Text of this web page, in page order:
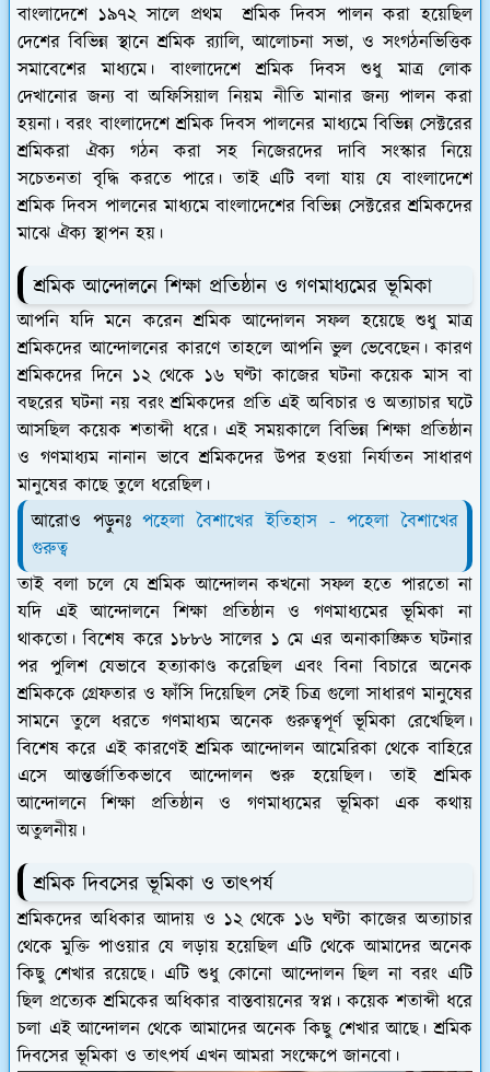
বাংলাদেশে ১৯৭২ সালে প্রথম শ্রমিক দিবস পালন করা হয়েছিল
দেশের বিভিন্ন স্থানে শ্রমিক র‍্যালি, আলোচনা সভা, ও সংগঠনভিত্তিক
সমাবেশের মাধ্যমে। বাংলাদেশে শ্রমিক দিবস শুধু মাত্র লোক
দেখানোর জন্য বা অফিসিয়াল নিয়ম নীতি মানার জন্য পালন করা
হয়না। বরং বাংলাদেশে শ্রমিক দিবস পালনের মাধ্যমে বিভিন্ন সেক্টরের
শ্রমিকরা ঐক্য গঠন করা সহ নিজেরদের দাবি সংস্কার নিয়ে
সচেতনতা বৃদ্ধি করতে পারে। তাই এটি বলা যায় যে বাংলাদেশে
শ্রমিক দিবস পালনের মাধ্যমে বাংলাদেশের বিভিন্ন সেক্টরের শ্রমিকদের
মাঝে ঐক্য স্থাপন হয়।
শ্রমিক আন্দোলনে শিক্ষা প্রতিষ্ঠান ও গণমাধ্যমের ভূমিকা
আপনি যদি মনে করেন শ্রমিক আন্দোলন সফল হয়েছে শুধু মাত্র
শ্রমিকদের আন্দোলনের কারণে তাহলে আপনি ভুল ভেবেছেন। কারণ
শ্রমিকদের দিনে ১২ থেকে ১৬ ঘণ্টা কাজের ঘটনা কয়েক মাস বা
বছরের ঘটনা নয় বরং শ্রমিকদের প্রতি এই অবিচার ও অত্যাচার ঘটে
আসছিল কয়েক শতাব্দী ধরে। এই সময়কালে বিভিন্ন শিক্ষা প্রতিষ্ঠান
ও গণমাধ্যম নানান ভাবে শ্রমিকদের উপর হওয়া নির্যাতন সাধারণ
মানুষের কাছে তুলে ধরেছিল।
আরোও পড়ুনঃপহেলা বৈশাখের ইতিহাস - পহেলা বৈশাখের
গুরুত্ব
তাই বলা চলে যে শ্রমিক আন্দোলন কখনো সফল হতে পারতো না
যদি এই আন্দোলনে শিক্ষা প্রতিষ্ঠান ও গণমাধ্যমের ভূমিকা না
থাকতো। বিশেষ করে ১৮৮৬ সালের ১ মে এর অনাকাঙ্ক্ষিত ঘটনার
পর পুলিশ যেভাবে হত্যাকাণ্ড করেছিল এবং বিনা বিচারে অনেক
শ্রমিককে গ্রেফতার ও ফাঁসি দিয়েছিল সেই চিত্র গুলো সাধারণ মানুষের
সামনে তুলে ধরতে গণমাধ্যম অনেক গুরুত্বপূর্ণ ভূমিকা রেখেছিল।
বিশেষ করে এই কারণেই শ্রমিক আন্দোলন আমেরিকা থেকে বাহিরে
এসে আন্তর্জাতিকভাবে আন্দোলন শুরু হয়েছিল। তাই শ্রমিক
আন্দোলনে শিক্ষা প্রতিষ্ঠান ও গণমাধ্যমের ভূমিকা এক কথায়
অতুলনীয়।
শ্রমিক দিবসের ভূমিকা ও তাৎপর্য
শ্রমিকদের অধিকার আদায় ও ১২ থেকে ১৬ ঘণ্টা কাজের অত্যাচার
থেকে মুক্তি পাওয়ার যে লড়ায় হয়েছিল এটি থেকে আমাদের অনেক
কিছু শেখার রয়েছে। এটি শুধু কোনো আন্দোলন ছিল না বরং এটি
ছিল প্রত্যেক শ্রমিকের অধিকার বাস্তবায়নের স্বপ্ন। কয়েক শতাব্দী ধরে
চলা এই আন্দোলন থেকে আমাদের অনেক কিছু শেখার আছে। শ্রমিক
দিবসের ভূমিকা ও তাৎপর্য এখন আমরা সংক্ষেপে জানবো।